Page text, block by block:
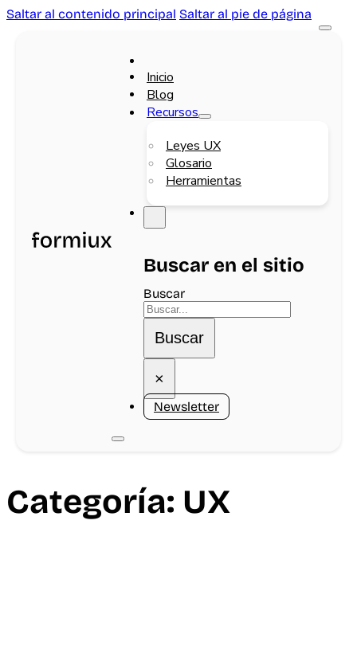
Saltar al contenido principal Saltar al pie de página
Inicio
Blog
Recursos
Leyes UX
Glosario
Herramientas
Buscar en el sitio
Buscar
Buscar
×
Newsletter
Categoría: UX